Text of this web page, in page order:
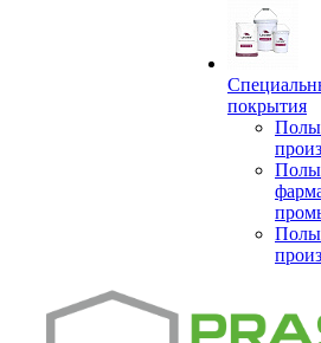
покрытия
Полы
Полы
Полы